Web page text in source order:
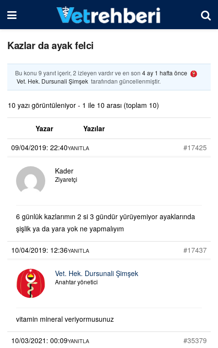
Kazlar da ayak felci
Bu konu 9 yanıt içerir, 2 izleyen vardır ve en son 4 ay 1 hafta önce
Vet. Hek. Dursunali Şimşek tarafından güncellenmiştir.
10 yazı görüntüleniyor - 1 ile 10 arası (toplam 10)
Yazar
Yazılar
09/04/2019: 22:40
#17425
YANITLA
Kader
Ziyaretçi
6 günlük kazlarımın 2 si 3 gündür yürüyemiyor ayaklarında
şişlik ya da yara yok ne yapmalıyım
10/04/2019: 12:36 #17437
YANITLA
Vet. Hek. Dursunali Şimşek
Anahtar yönetici
vitamin mineral veriyormusunuz
10/03/2021: 00:09 #35379
YANITLA